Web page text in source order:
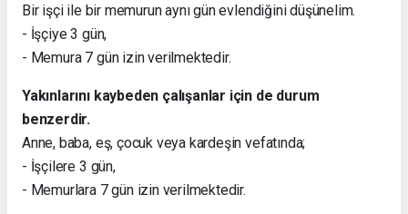
Bir işçi ile bir memurun aynı gün evlendiğini düşünelim.
- İşçiye 3 gün,
- Memura 7 gün izin verilmektedir.
Yakınlarını kaybeden çalışanlar için de durum
benzerdir.
Anne, baba, eş, çocuk veya kardeşin vefatında;
- İşçilere 3 gün,
- Memurlara 7 gün izin verilmektedir.